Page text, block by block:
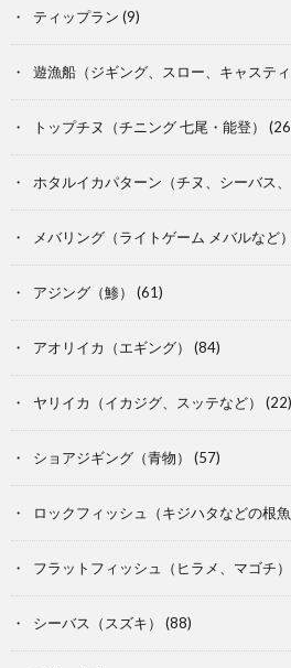
ティップラン (9)
遊漁船（ジギング、スロー、キャスティ
トップチヌ（チニング 七尾・能登）
ホタルイカパターン（チヌ、シーバス、
メバリング（ライトゲーム メバルなど）
アジング（鯵） (61)
アオリイカ（エギング） (84)
ヤリイカ（イカジグ、スッテなど） (22)
ショアジギング（青物） (57)
ロックフィッシュ（キジハタなどの根魚
フラットフィッシュ（ヒラメ、マゴチ）
シーバス（スズキ） (88)